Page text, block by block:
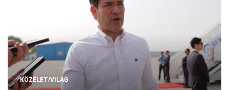
KÖZÉLET/VILÁG